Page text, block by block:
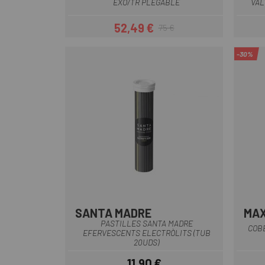
EXO/TR PLEGABLE
Preu
52,49 €Preu regular
75 €
Multi
SANTA MADRE
PASTILLES SANTA MADRE
EFERVESCENTS ELECTRÒLITS (TUB
20UDS)
-30%